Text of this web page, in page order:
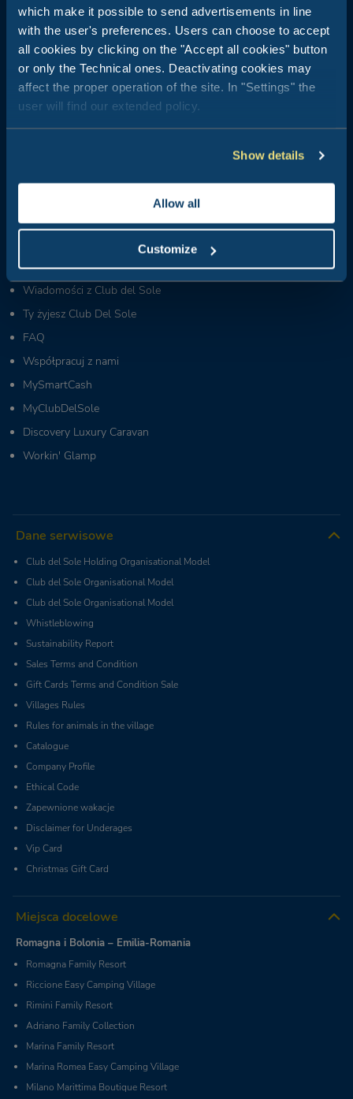
which make it possible to send advertisements in line
with the user's preferences. Users can choose to accept
all cookies by clicking on the "Accept all cookies" button
or only the Technical ones. Deactivating cookies may
affect the proper operation of the site. In "Settings" the
user will find our extended policy.
Show details
Allow all
Customize
Club del Sole jest synonimem wakacji na świeżym powietrzu: 29
wiosek wakacyjnych położonych o krok od morza, w górach,
wzdłuż wybrzeży najpopularniejszych włoskich letnich
miejscowości wypoczynkowych.
Centrala rezerwacji:
+39 0543 24108
Partnerzy i dostawcy:
+39 0543 371100(pon.-pt. / 09:00-18:00)
Kim jesteśmy
Wiadomości z Club del Sole
Ty żyjesz Club Del Sole
FAQ
Współpracuj z nami
MySmartCash
MyClubDelSole
Discovery Luxury Caravan
Workin' Glamp
Dane serwisowe
Club del Sole Holding Organisational Model
Club del Sole Organisational Model
Club del Sole Organisational Model
Whistleblowing
Sustainability Report
Sales Terms and Condition
Gift Cards Terms and Condition Sale
Villages Rules
Rules for animals in the village
Catalogue
Company Profile
Ethical Code
Zapewnione wakacje
Disclaimer for Underages
Vip Card
Christmas Gift Card
Miejsca docelowe
Romagna i Bolonia – Emilia-Romania
Romagna Family Resort
Riccione Easy Camping Village
Rimini Family Resort
Adriano Family Collection
Marina Family Resort
Marina Romea Easy Camping Village
Milano Marittima Boutique Resort